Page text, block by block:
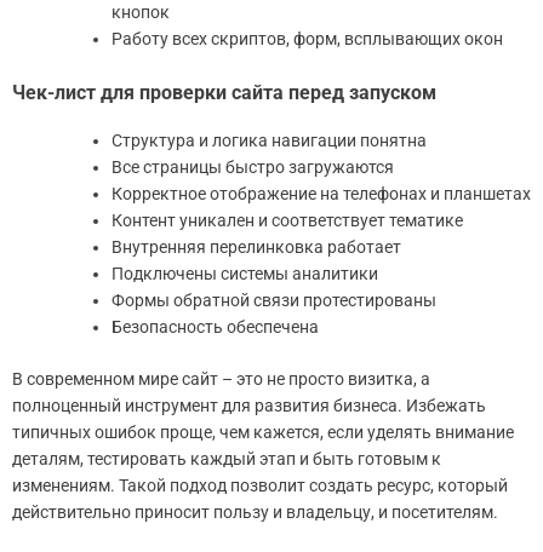
кнопок
Работу всех скриптов, форм, всплывающих окон
Чек-лист для проверки сайта перед запуском
Структура и логика навигации понятна
Все страницы быстро загружаются
Корректное отображение на телефонах и планшетах
Контент уникален и соответствует тематике
Внутренняя перелинковка работает
Подключены системы аналитики
Формы обратной связи протестированы
Безопасность обеспечена
В современном мире сайт – это не просто визитка, а
полноценный инструмент для развития бизнеса. Избежать
типичных ошибок проще, чем кажется, если уделять внимание
деталям, тестировать каждый этап и быть готовым к
изменениям. Такой подход позволит создать ресурс, который
действительно приносит пользу и владельцу, и посетителям.